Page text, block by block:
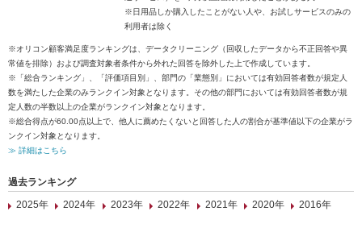
※日用品しか購入したことがない人や、お試しサービスのみの
利用者は除く
※オリコン顧客満足度ランキングは、データクリーニング（回収したデータから不正回答や異
常値を排除）および調査対象者条件から外れた回答を除外した上で作成しています。
※「総合ランキング」、「評価項目別」、部門の「業態別」においては有効回答者数が規定人
数を満たした企業のみランクイン対象となります。その他の部門においては有効回答者数が規
定人数の半数以上の企業がランクイン対象となります。
※総合得点が60.00点以上で、他人に薦めたくないと回答した人の割合が基準値以下の企業がラ
ンクイン対象となります。
≫ 詳細はこちら
過去ランキング
2025年
2024年 2023年 2022年 2021年 2020年 2016年